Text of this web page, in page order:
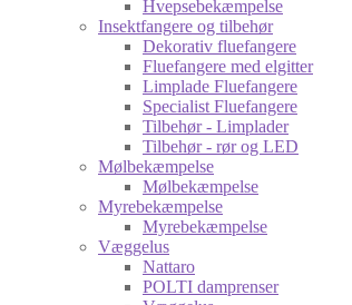
Hvepsebekæmpelse
Insektfangere og tilbehør
Dekorativ fluefangere
Fluefangere med elgitter
Limplade Fluefangere
Specialist Fluefangere
Tilbehør - Limplader
Tilbehør - rør og LED
Mølbekæmpelse
Mølbekæmpelse
Myrebekæmpelse
Myrebekæmpelse
Væggelus
Nattaro
POLTI damprenser